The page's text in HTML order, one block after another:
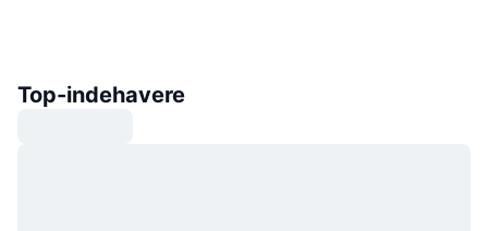
Top-indehavere